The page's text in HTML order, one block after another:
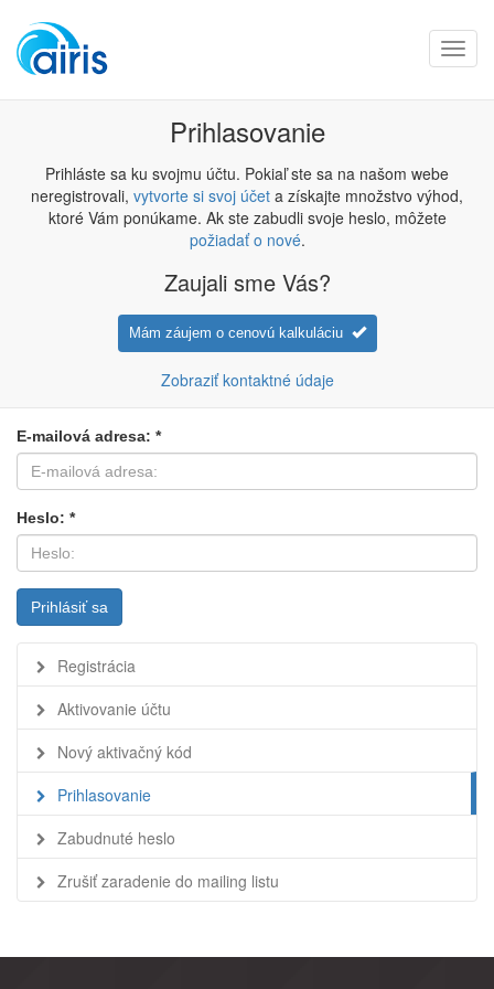
Prihlasovanie
Prihláste sa ku svojmu účtu. Pokiaľ ste sa na našom webe
neregistrovali, vytvorte si svoj účet a získajte množstvo výhod,
ktoré Vám ponúkame. Ak ste zabudli svoje heslo, môžete
požiadať o nové.
Zaujali sme Vás?
Mám záujem o cenovú kalkuláciu
Zobraziť kontaktné údaje
E-mailová adresa: *
Heslo: *
Prihlásiť sa
Registrácia
Aktivovanie účtu
Nový aktivačný kód
Prihlasovanie
Zabudnuté heslo
Zrušiť zaradenie do mailing listu